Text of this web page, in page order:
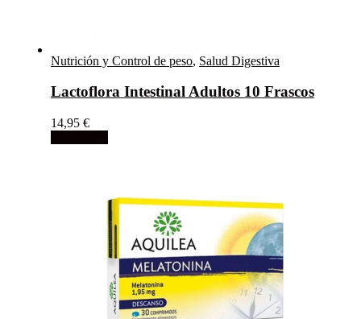
Nutrición y Control de peso, Salud Digestiva
Lactoflora Intestinal Adultos 10 Frascos
14,95 €